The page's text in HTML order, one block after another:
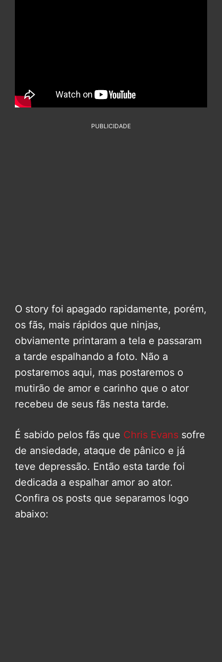
PUBLICIDADE
O story foi apagado rapidamente, porém,
os fãs, mais rápidos que ninjas,
obviamente printaram a tela e passaram
a tarde espalhando a foto. Não a
postaremos aqui, mas postaremos o
mutirão de amor e carinho que o ator
recebeu de seus fãs nesta tarde.
É sabido pelos fãs que Chris Evans sofre
de ansiedade, ataque de pânico e já
teve depressão. Então esta tarde foi
dedicada a espalhar amor ao ator.
Confira os posts que separamos logo
abaixo: